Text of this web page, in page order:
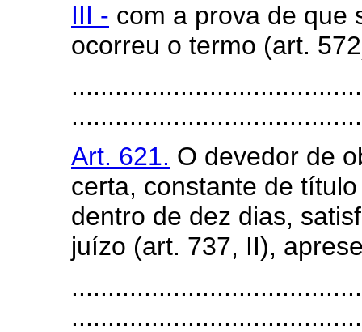
III - com a prova de que
ocorreu o termo (art.
Art. 621. O devedor de
certa, constante de
dentro de dez dias,
juízo (art. 737, II),